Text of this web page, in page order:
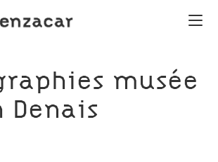
musée
Denais